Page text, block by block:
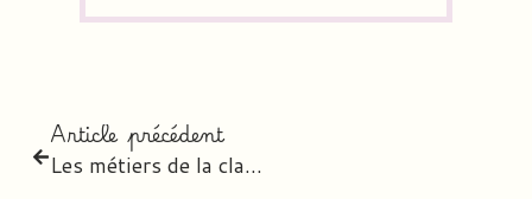
Article précédent
Les métiers de la classe – version 2018/19